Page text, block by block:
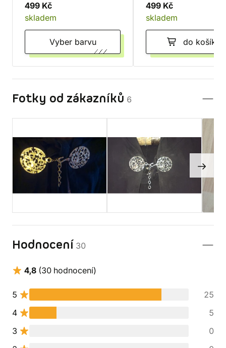
499 Kč
skladem
Vyber barvu
499 Kč
skladem
do košíku
Fotky od zákazníků 6
Hodnocení 30
4,8 (30 hodnocení)
5
25
4
5
3
0